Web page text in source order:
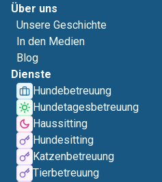
Über uns
Unsere Geschichte
In den Medien
Blog
Dienste
Hundebetreuung
Hundetagesbetreuung
Haussitting
Hundesitting
Katzenbetreuung
Tierbetreuung